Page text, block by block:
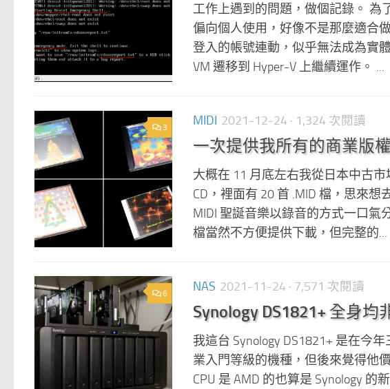
工作上遇到的問題，做個記錄。 為
偏向個人使用，好像不是那麼適合
登入的帳號連動，似乎無法成為實
VM 遷移到 Hyper-V 上繼續運作。 ...
3 MIDI 2021-12-24 · 1,324 次閱讀
一次提供我所有的商業版
大概在 11 月底左右我從日本中古市
CD，裡面有 20 首 .MID 檔，思來
MIDI 聖誕音樂以錄音的方式一口氣
檔當然不方便提供下載，但完整的...
6 NAS 2021-11-24 · 7,571 次閱讀
Synology DS1821+ 全身
我這台 Synology DS1821+ 是在今
業入門等級的機種，但後來覺得他
CPU 是 AMD 的也算是 Synology 的